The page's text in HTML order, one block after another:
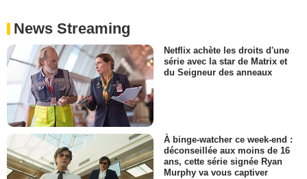
News Streaming
Netflix achète les droits d'une
série avec la star de Matrix et
du Seigneur des anneaux
À binge-watcher ce week-end :
déconseillée aux moins de 16
ans, cette série signée Ryan
Murphy va vous captiver